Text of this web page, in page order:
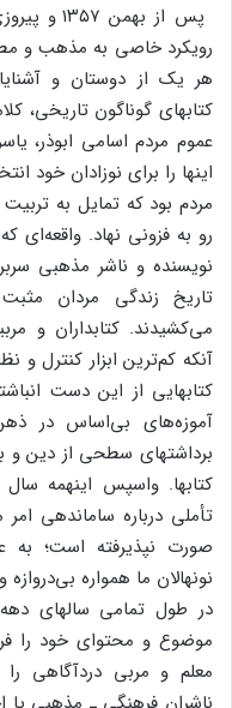
پس‌ از
رویکرد خاصی‌ به‌ مذهب‌ و
هر یک‌ از دوستان‌ و
کتابهای‌ گوناگون‌ تاریخی‌،
عموم‌ مردم‌ اسامی‌ ابوذر،
اینها را برای‌ نوزادان‌ خود
مردم‌ بود که‌ تمایل‌ به‌
رو به‌ فزونی‌ نهاد.
نویسنده‌ و ناشر مذهبی‌
تاریخ‌ زندگی‌ مردان‌
می‌کشیدند. کتابداران‌ و
آنکه‌ کم‌ترین‌ ابزار کنترل‌ و
کتابهایی‌ از این‌ دست‌
آموزه‌های‌ بی‌اساس‌ در
برداشتهای‌ سطحی‌ از دین‌ و
کتابها. واسپس‌ اینهمه‌
تأملی‌ درباره‌ ساماندهی‌
صورت‌ نپذیرفته‌ است‌؛ به‌
نونهالان‌ ما همواره‌
موضوع‌ و محتوای‌ خود را
معلم‌ و مربی‌ دردآگاهی‌